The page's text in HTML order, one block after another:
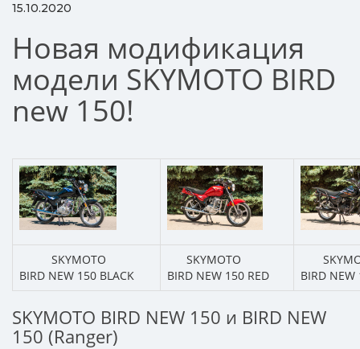
15.10.2020
Новая модификация
модели SKYMOTO BIRD
new 150!
SKYMOTO
BIRD NEW 150 BLACK
SKYMOTO
BIRD NEW 150 RED
BIRD NEW
SKYMOTO BIRD NEW 150 и BIRD NEW
150 (Ranger)